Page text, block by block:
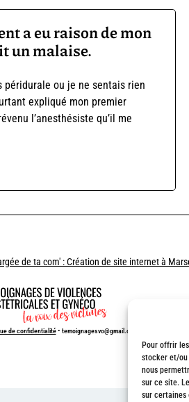
Pour offrir
stocker et/ou
nous
sur ce site.
sur
a eu raison de mon
un malaise.
péridurale ou je ne sentais rien
expliqué mon premier
l’anesthésiste qu’il me
de ta com' : Création de site internet à
de confidentialité• temoignagesvo@gmail.com